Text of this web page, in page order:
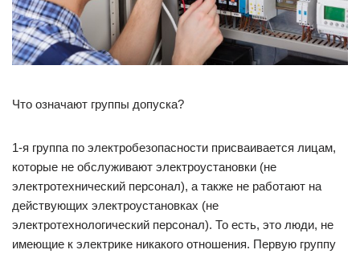
Что означают группы допуска?
1-я группа по электробезопасности присваивается лицам,
которые не обслуживают электроустановки (не
электротехнический персонал), а также не работают на
действующих электроустановках (не
электротехнологический персонал). То есть, это люди, не
имеющие к электрике никакого отношения. Первую группу